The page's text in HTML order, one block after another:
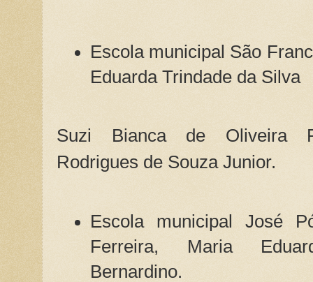
Escola municipal São
Eduarda Trindade da Silva
Suzi Bianca de Oliveira
Rodrigues de Souza Junior.
Escola municipal José
Ferreira, Maria
Bernardino.